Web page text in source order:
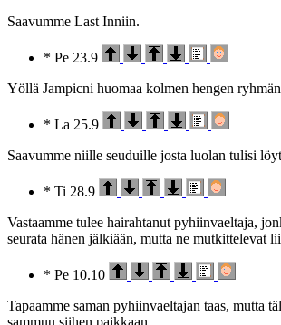
Saavumme Last Inniin.
* Pe 23.9
Yöllä Jampicni huomaa kolmen hengen
* La 25.9
Saavumme niille seuduille josta luolan tulisi
* Ti 28.9
Vastaamme tulee hairahtanut pyhiinvaeltaja,
seurata hänen jälkiään, mutta ne mutkittelevat
* Pe 10.10
Tapaamme saman pyhiinvaeltajan taas, mutta